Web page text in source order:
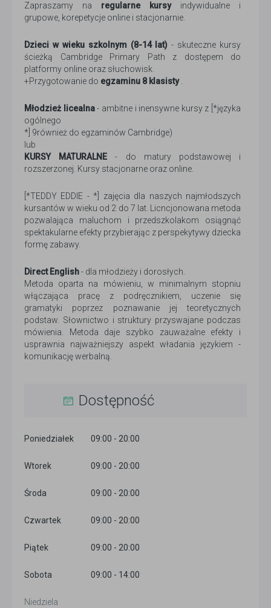
Zapraszamy na regularne kursyindywidualne i
grupowe, korepetycje online i stacjonarnie.
Dzieci w wieku szkolnym (8-14 lat) - skuteczne kursy
ścieżką Cambridge Primary Path z dostępem do
platformy online oraz słuchowisk.
+Przygotowanie do egzaminu 8 klasisty.
Młodzież licealna- ambitne i inensywne kursy z [*języka
ogólnego
*] 9również do egzaminów Cambridge)
lub
KURSY MATURALNE - do matury podstawowej i
rozszerzonej. Kursy stacjonarne oraz online.
[*TEDDY EDDIE - *] zajęcia dla naszych najmłodszych
kursantów w wieku od 2 do 7 lat. Licncjonowana metoda
pozwalająca maluchom i przedszkolakom osiągnąć
spektakularne efekty przybierając z perspekytywy dziecka
formę zabawy.
Direct English- dla młodzieży i dorosłych.
Metoda oparta na mówieniu, w minimalnym stopniu
włączająca pracę z podręcznikiem, uczenie się
gramatyki poprzez poznawanie jej teoretycznych
podstaw. Słownictwo i struktury przyswajane podczas
mówienia. Metoda daje szybko zauważalne efekty i
usprawnia najważniejszy aspekt władania językiem -
komunikację werbalną.
Dostępność
Poniedziałek 09:00 - 20:00
Wtorek 09:00 - 20:00
Środa 09:00 - 20:00
Czwartek 09:00 - 20:00
Piątek 09:00 - 20:00
Sobota 09:00 - 14:00
Niedziela